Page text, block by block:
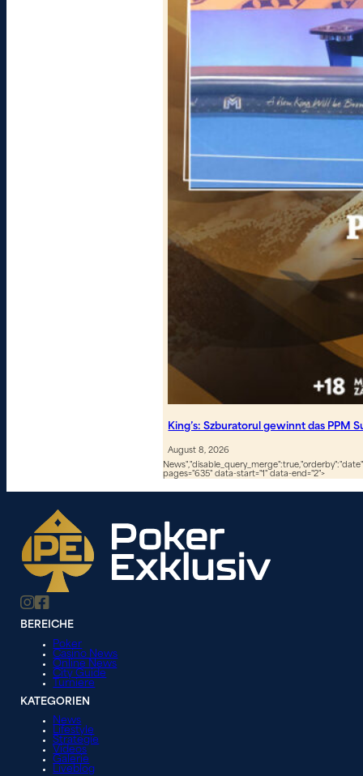
King’s: Szburatorul gewinnt das PPM
August 8, 2026
pages="635" data-start="1" data-end="2">
BEREICHE
Poker
Casino News
Online News
City Guide
Turniere
KATEGORIEN
News
Lifestyle
Strategie
Videos
Galerie
Liveblog